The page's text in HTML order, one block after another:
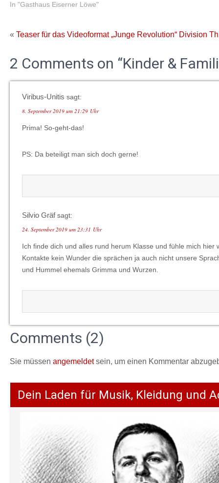
In "Gasthaus Eiserner Löwe"
« Teaser für das Videoformat „Junge Revolution“ Division
2 Comments on “Kinder &
Viribus-Unitis sagt:
8. September 2019 um 21:29 Uhr
Prima! So-geht-das!
PS: Da beteiligt man sich doch gerne!
Silvio Gräf sagt:
24. September 2019 um 23:31 Uhr
Ich finde dich und alles rund herum Klasse und fühle mich
Kontakte kein Wunder die sprächen ja auch nicht unsere
und Hummel ehemals Grimma und Wurzen.
Comments (2)
Sie müssen angemeldetsein, um einen Kommentar
Dein Laden für Musik, Kleidung und